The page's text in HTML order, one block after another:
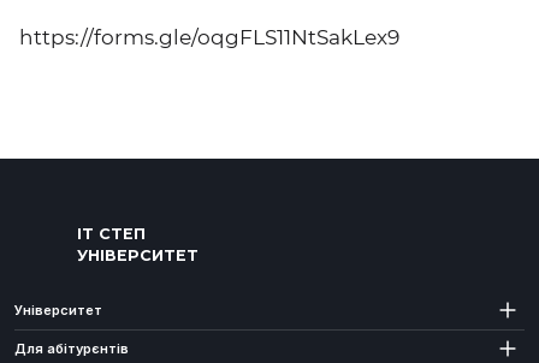
https://forms.gle/oqgFLS11NtSakLex9
ІТ СТЕП
УНІВЕРСИТЕТ
Університет
Для абітурєнтів